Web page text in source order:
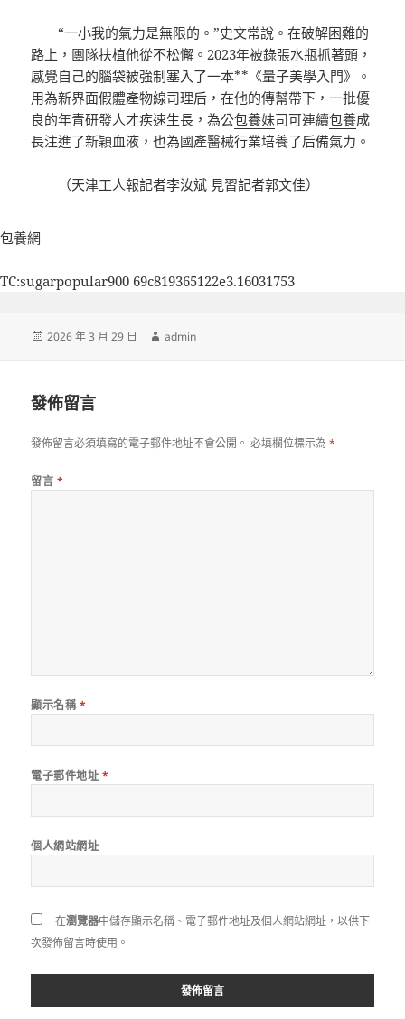
“一小我的氣力是無限的。”史文常說。在破解困難的
路上，團隊扶植他從不松懈。2023年被錄張水瓶抓著頭，
感覺自己的腦袋被強制塞入了一本**《量子美學入門》。
用為新界面假體產物線司理后，在他的傳幫帶下，一批優
良的年青研發人才疾速生長，為公包養妹司可連續包養成
長注進了新穎血液，也為國產醫械行業培養了后備氣力。
（天津工人報記者李汝斌 見習記者郭文佳）
包養網
TC:sugarpopular900 69c819365122e3.16031753
發
2026 年 3 月 29 日
作
admin
發佈留言
發佈留言必須填寫的電子郵件地址不會公開。 必填欄位標示為*
留言 *
顯示名稱 *
電子郵件地址 *
個人網站網址
在瀏覽器中儲存顯示名稱、電子郵件地址及個人網站網址，以供下
次發佈留言時使用。